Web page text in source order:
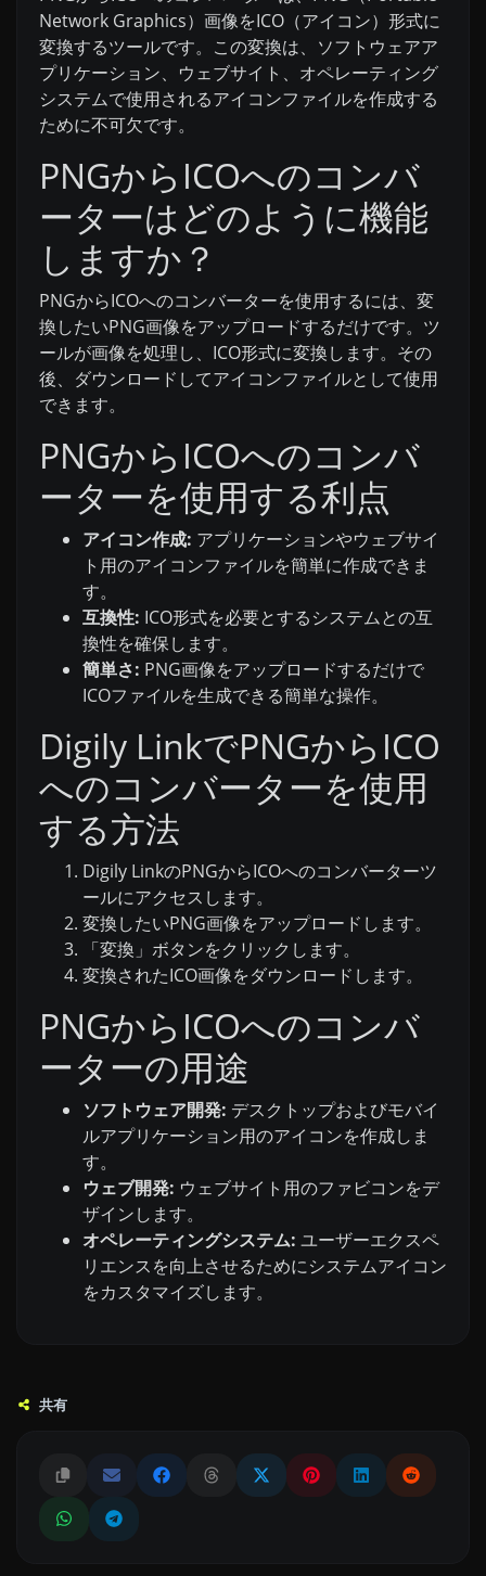
Network Graphics）画像をICO（アイコン）形式に
変換するツールです。この変換は、ソフトウェアア
プリケーション、ウェブサイト、オペレーティング
システムで使用されるアイコンファイルを作成する
ために不可欠です。
PNGからICOへのコンバ
ーターはどのように機能
しますか？
PNGからICOへのコンバーターを使用するには、変
換したいPNG画像をアップロードするだけです。ツ
ールが画像を処理し、ICO形式に変換します。その
後、ダウンロードしてアイコンファイルとして使用
できます。
PNGからICOへのコンバ
ーターを使用する利点
アイコン作成: アプリケーションやウェブサイ
ト用のアイコンファイルを簡単に作成できま
す。
互換性: ICO形式を必要とするシステムとの互
換性を確保します。
簡単さ: PNG画像をアップロードするだけで
ICOファイルを生成できる簡単な操作。
Digily LinkでPNGからICO
へのコンバーターを使用
する方法
Digily LinkのPNGからICOへのコンバーターツ
ールにアクセスします。
変換したいPNG画像をアップロードします。
「変換」ボタンをクリックします。
変換されたICO画像をダウンロードします。
PNGからICOへのコンバ
ーターの用途
ソフトウェア開発: デスクトップおよびモバイ
ルアプリケーション用のアイコンを作成しま
す。
ウェブ開発: ウェブサイト用のファビコンをデ
ザインします。
オペレーティングシステム: ユーザーエクスペ
リエンスを向上させるためにシステムアイコン
をカスタマイズします。
共有